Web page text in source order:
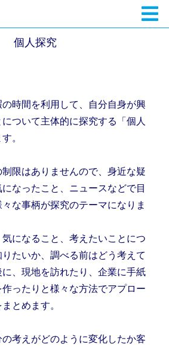
個人探究
時間を利用して、自分自身が興
ついて主体的に探究する「個人
。
限はありませんので、身近な疑
なったこと、ニュースなどで目
な事柄が探究のテーマになりま
になること、考えたいことにつ
たいか、調べる前はどう考えて
、現地を訪れたり、企業に手紙
ったりと様々な方法でアプロー
とめます。
考えがどのように変化したか客